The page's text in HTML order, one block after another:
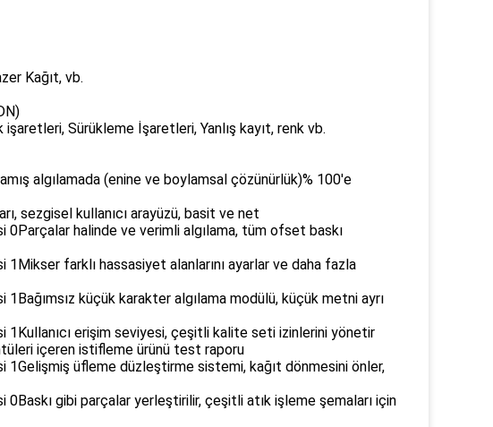
Kağıt, vb.
Sürükleme İşaretleri, Yanlış kayıt, renk vb.
algılamada (enine ve boylamsal çözünürlük)% 100'e
sezgisel kullanıcı arayüzü, basit ve net
Parçalar halinde ve verimli algılama, tüm ofset baskı
Mikser farklı hassasiyet alanlarını ayarlar ve daha fazla
Bağımsız küçük karakter algılama modülü, küçük metni ayrı
Kullanıcı erişim seviyesi, çeşitli kalite seti izinlerini yönetir
içeren istifleme ürünü test raporu
Gelişmiş üfleme düzleştirme sistemi, kağıt dönmesini önler,
Baskı gibi parçalar yerleştirilir, çeşitli atık işleme şemaları için